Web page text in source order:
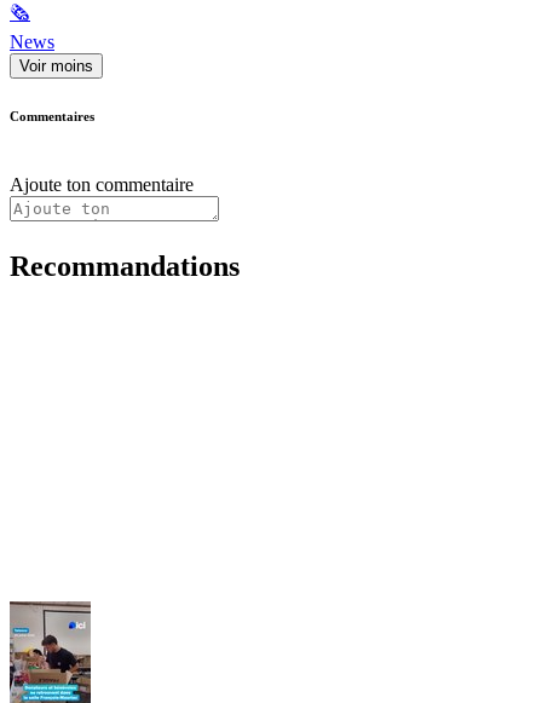
🗞
News
Voir moins
Commentaires
Ajoute ton commentaire
Recommandations